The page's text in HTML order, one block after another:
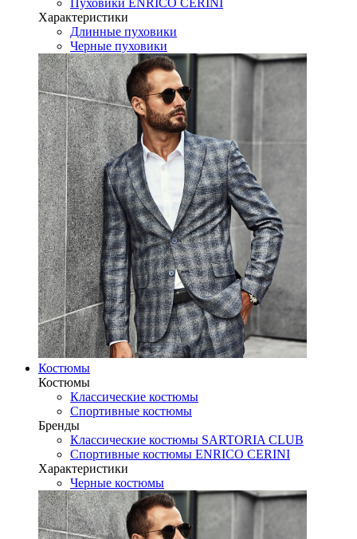
Пуховики ENRICO CERINI
Характеристики
Длинные пуховики
Черные пуховики
Костюмы
Костюмы
Классические костюмы
Спортивные костюмы
Бренды
Классические костюмы SARTORIA CLUB
Спортивные костюмы ENRICO CERINI
Характеристики
Черные костюмы